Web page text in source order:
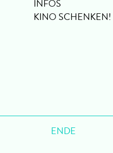
INFOS
KINO SCHENKEN!
ENDE